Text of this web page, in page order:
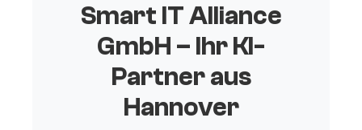
Smart IT Alliance
GmbH – Ihr KI-
Partner aus
Hannover